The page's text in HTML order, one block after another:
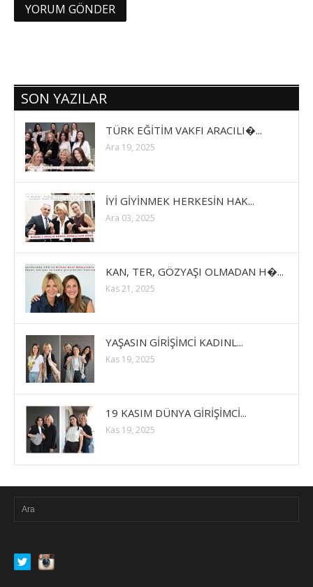
SON YAZILAR
TÜRK EĞİTİM VAKFI ARACILI�...
Ara 19, 2025
İYİ GİYİNMEK HERKESİN HAK...
Ara 03, 2025
KAN, TER, GÖZYAŞI OLMADAN H�...
Kas 21, 2025
YAŞASIN GİRİŞİMCİ KADINL...
Kas 19, 2025
19 KASIM DÜNYA GİRİŞİMCİ...
Kas 19, 2025